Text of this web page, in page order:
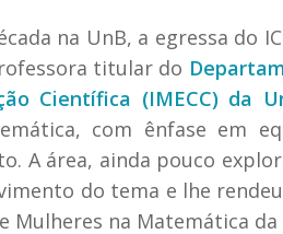
na UnB, a egressa do
titular do
Científica (IMECC) da
com ênfase em
A área, ainda pouco
do tema e lhe
Mulheres na Matemática da